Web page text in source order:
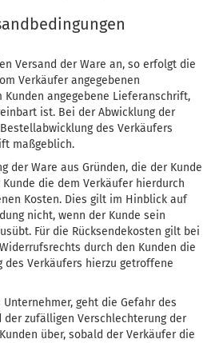
Versand der Ware an, so erfolgt die
Verkäufer angegebenen
angegebene Lieferanschrift,
ist. Bei der Abwicklung der
des Verkäufers
maßgeblich.
der Ware aus Gründen, die der Kunde
die dem Verkäufer hierdurch
Kosten. Dies gilt im Hinblick auf
nicht, wenn der Kunde sein
Für die Rücksendekosten gilt bei
durch den Kunden die
des Verkäufers hierzu getroffene
geht die Gefahr des
der zufälligen Verschlechterung der
über, sobald der Verkäufer die